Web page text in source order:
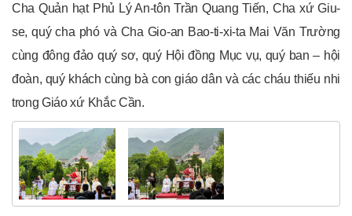
Cha Quản hạt Phủ Lý An-tôn Trần Quang Tiến, Cha xứ Giu-
se, quý cha phó và Cha Gio-an Bao-ti-xi-ta Mai Văn Trường
cùng đông đảo quý sơ, quý Hội đồng Mục vụ, quý ban – hội
đoàn, quý khách cùng bà con giáo dân và các cháu thiếu nhi
trong Giáo xứ Khắc Cần.